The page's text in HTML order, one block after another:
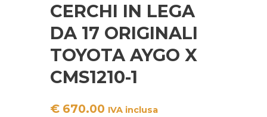
CERCHI IN LEGA
DA 17 ORIGINALI
TOYOTA AYGO X
CMS1210-1
€ 670.00 IVA inclusa